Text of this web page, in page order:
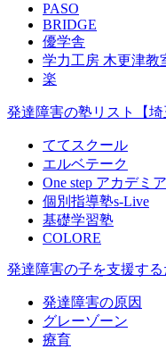
PASO
BRIDGE
優学舎
学力工房 木更津教
楽
発達障害の塾リスト【埼
ててスクール
エルベテーク
One step アカデミア
個別指導塾s-Live
基礎学習塾
COLORE
発達障害の子を支援す
発達障害の原因
グレーゾーン
療育